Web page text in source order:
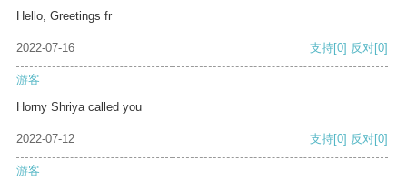
Hello, Greetings fr
2022-07-16 支持[0] 反对[0]
游客
Horny Shriya called you
2022-07-12 支持[0] 反对[0]
游客